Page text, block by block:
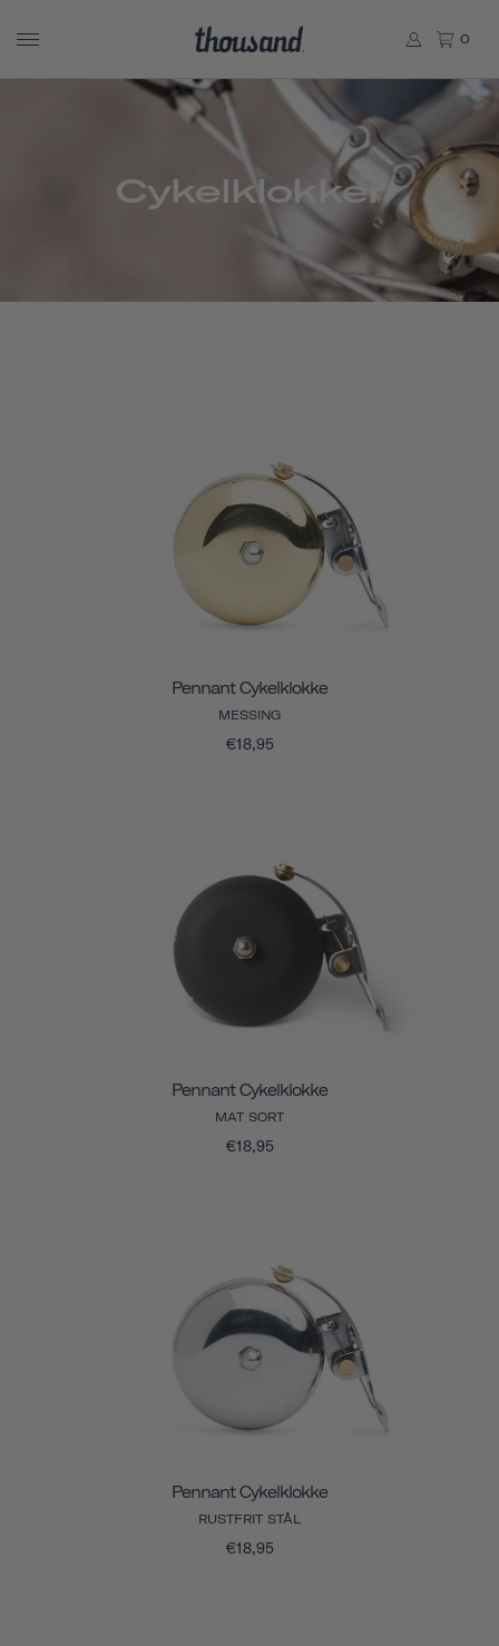
0
Cykelklokker
Pennant Cykelklokke
MESSING
€18,95
Pennant Cykelklokke
MAT SORT
€18,95
Pennant Cykelklokke
RUSTFRIT STÅL
€18,95